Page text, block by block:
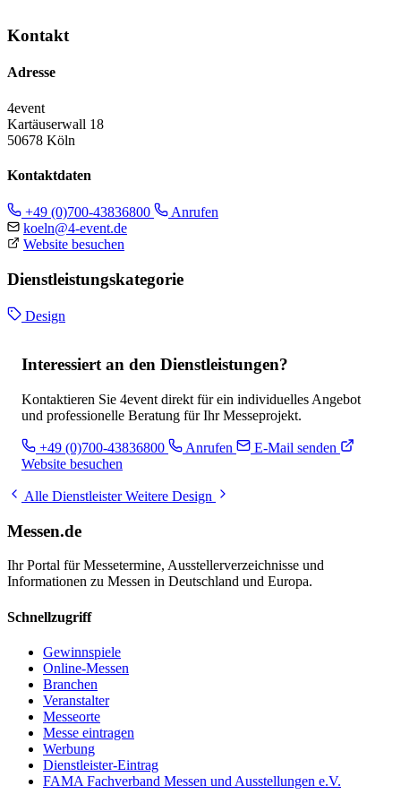
Kontakt
Adresse
4event
Kartäuserwall 18
50678 Köln
Kontaktdaten
+49 (0)700-43836800
Anrufen
koeln@4-event.de
Website besuchen
Dienstleistungskategorie
Design
Interessiert an den Dienstleistungen?
Kontaktieren Sie 4event direkt für ein individuelles Angebot
und professionelle Beratung für Ihr Messeprojekt.
+49 (0)700-43836800 Anrufen
E-Mail senden
Website besuchen
Alle DienstleisterWeitere Design
Messen.de
Ihr Portal für Messetermine, Ausstellerverzeichnisse und
Informationen zu Messen in Deutschland und Europa.
Schnellzugriff
Gewinnspiele
Online-Messen
Branchen
Veranstalter
Messeorte
Messe eintragen
Werbung
Dienstleister-Eintrag
FAMA Fachverband Messen und Ausstellungen e.V.